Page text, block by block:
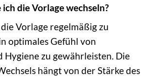
die Vorlage wechseln?
Vorlage regelmäßig zu
optimales Gefühl von
Hygiene zu gewährleisten. Die
hängt von der Stärke des